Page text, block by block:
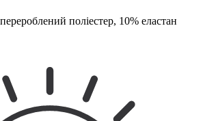
поліестер, 10% еластан